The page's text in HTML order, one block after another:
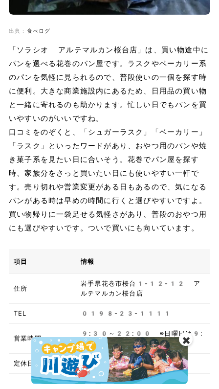
出典： 食べログ
「ソラシオ アルテマルカン桜台店」は、買い物途中に
パンを選べる花巻のパン屋です。ラスクやベーカリー系
のパンを気軽に見られるので、普段使いの一個を探す時
に便利。大きな商業施設内にあるため、日用品の買い物
と一緒に寄れるのも助かります。忙しい日でもパンを買
いやすいのがいいですね。
口コミをのぞくと、「シュガーラスク」「ベーカリー」
「ラスク」といったワードがあり、おやつ用のパンや焼
き菓子系を見たい日に合いそう。花巻でパン屋を探す
時、家族分をさっと買いたい日にも使いやすい一軒で
す。売り切れや営業変更がある日もあるので、気になる
パンがある時は早めの時間に行くと選びやすいですよ。
買い物帰りに一袋足せる気軽さがあり、普段のおやつ用
にも選びやすいです。ついで買いにも向いています。
項目 情報
住所
岩手県花巻市桜台1-12-12 ア
ルテマルカン桜台店
TEL 0198-23-1111
営業時間
9:30～22:00 ※日曜日は9:
00開店
定休日 年中無休
✖️